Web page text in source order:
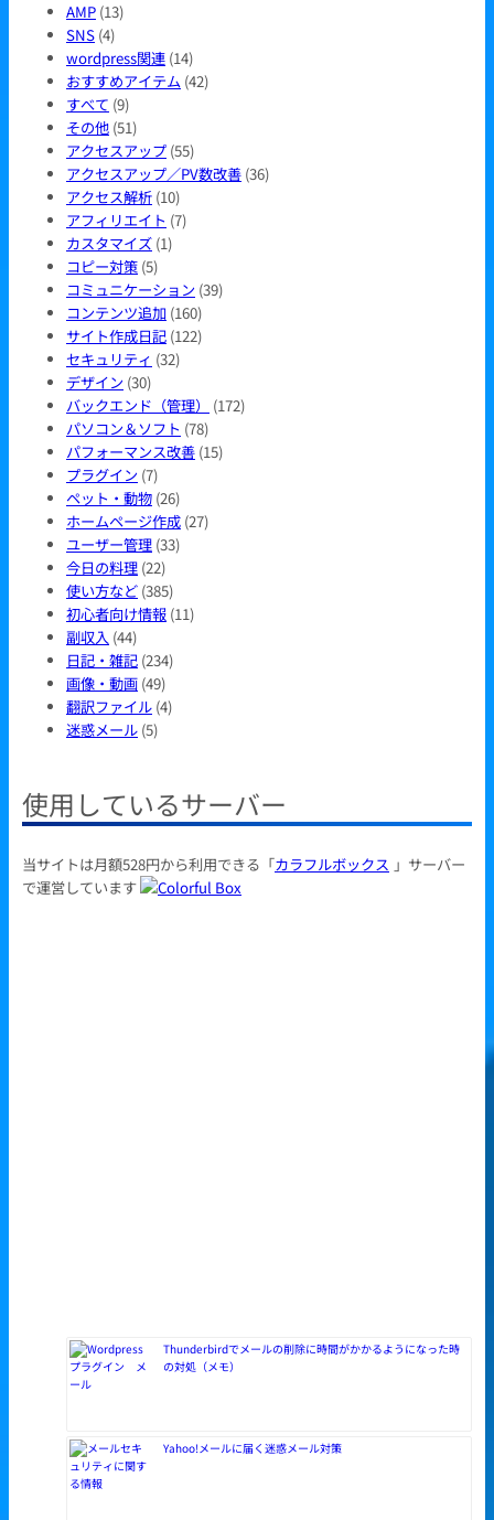
AMP (13)
SNS (4)
wordpress関連 (14)
おすすめアイテム (42)
すべて (9)
その他 (51)
アクセスアップ (55)
アクセスアップ／PV数改善 (36)
アクセス解析 (10)
アフィリエイト (7)
カスタマイズ (1)
コピー対策 (5)
コミュニケーション (39)
コンテンツ追加 (160)
サイト作成日記 (122)
セキュリティ (32)
デザイン (30)
バックエンド（管理）
(172)
パソコン＆ソフト (78)
パフォーマンス改善 (15)
プラグイン (7)
ペット・動物 (26)
ホームページ作成 (27)
ユーザー管理 (33)
今日の料理 (22)
使い方など (385)
初心者向け情報 (11)
副収入 (44)
日記・雑記 (234)
画像・動画 (49)
翻訳ファイル (4)
迷惑メール (5)
使用しているサーバー
当サイトは月額528円から利用できる「カラフルボックス 」サーバー
で運営しています
Thunderbirdでメールの削除に時間がかかるようになった時
の対処（メモ）
Yahoo!メールに届く迷惑メール対策